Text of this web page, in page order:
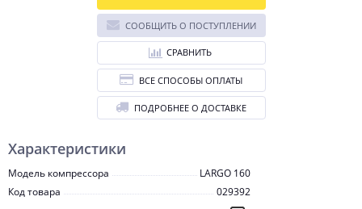
Характеристики
Модель компрессора
LARGO 160
Код товара
029392
СООБЩИТЬ О ПОСТУПЛЕНИИ
СРАВНИТЬ
ВСЕ СПОСОБЫ ОПЛАТЫ
ПОДРОБНЕЕ О ДОСТАВКЕ